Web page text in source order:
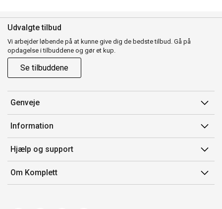
Udvalgte tilbud
Vi arbejder løbende på at kunne give dig de bedste tilbud. Gå på
opdagelse i tilbuddene og gør et kup.
Se tilbuddene
Genveje
Min side
Ordrehistorik
Gavekort
Information
Salgsbetingelser
Mærker/producent
Fortrydelsesret
Hjælp og support
Kontakt os
Kundeservice
Om Komplett